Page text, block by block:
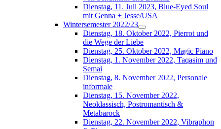
Dienstag, 11. Juli 2023, Blue-Eyed Soul
mit Genna + Jesse/USA
Wintersemester 2022/23
Dienstag, 18. Oktober 2022, Pierrot und
die Wege der Liebe
Dienstag, 25. Oktober 2022, Magic Piano
Dienstag, 1. November 2022, Taqasim und
Semai
Dienstag, 8. November 2022, Personale
informale
Dienstag, 15. November 2022,
Neoklassisch, Postromantisch &
Metabarock
Dienstag, 22. November 2022, Vibraphon